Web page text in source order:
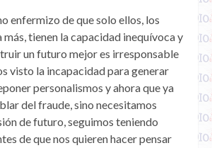
enfermizo de que solo ellos, los
más, tienen la capacidad inequívoca y
un futuro mejor es irresponsable
visto la incapacidad para generar
personalismos y ahora que ya
del fraude, sino necesitamos
de futuro, seguimos teniendo
de que nos quieren hacer pensar